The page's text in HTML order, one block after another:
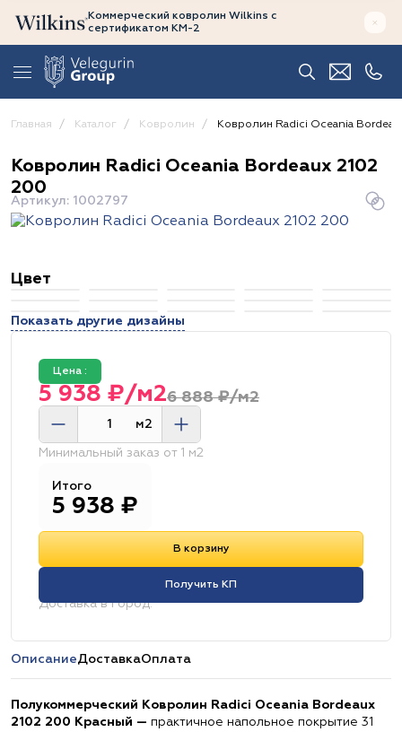
Коммерческий ковролин Wilkins с
сертификатом КМ-2
Главная Каталог Ковролин Ковролин Radici Oceania
Ковролин Radici Oceania Bordeaux 2102
200
Артикул: 1002797
Цвет
Показать другие дизайны
Цена :
6 888 ₽/м2
5 938 ₽/м2
м2
Минимальный заказ от 1 м2
Итого
5 938 ₽
В корзину
Получить КП
Доставка в город:
ОписаниеДоставкаОплата
Полукоммерческий Ковролин Radici Oceania Bordeaux
2102 200 Красный — практичное напольное покрытие 31